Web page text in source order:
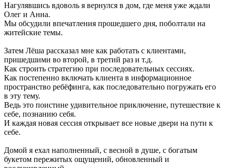
Нагулявшись вдоволь я вернулся в дом, где меня уже ждали
Олег и Анна.
Мы обсудили впечатления прошедшего дня, поболтали на
житейские темы.
Затем Лёша рассказал мне как работать с клиентами,
пришедшими во второй, в третий раз и т.д.
Как строить стратегию при последовательных сессиях.
Как постепенно включать клиента в информационное
пространство ребёфинга, как последовательно погружать его
в эту тему.
Ведь это поистине удивительное приключение, путешествие к
себе, познанию себя.
И каждая новая сессия открывает все новые двери на пути к
себе.
Домой я ехал наполненный, с весной в душе, с богатым
букетом пережитых ощущений, обновленный и